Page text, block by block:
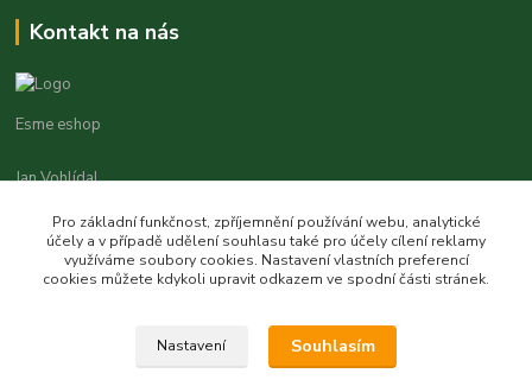
Kontakt na nás
Esme eshop
Jan Vohlídal
8,00 - 20,00
objednavky@esme-eshop.cz
Pro základní funkčnost, zpříjemnění používání webu, analytické
účely a v případě udělení souhlasu také pro účely cílení reklamy
využíváme soubory cookies. Nastavení vlastních preferencí
cookies můžete kdykoli upravit odkazem ve spodní části stránek.
Nastavení Souhlasím